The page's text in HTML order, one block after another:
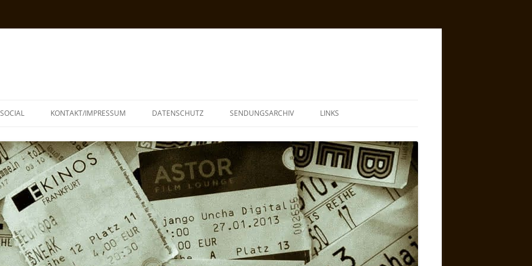
SOCIAL KONTAKT/IMPRESSUM DATENSCHUTZ SENDUNGSARCHIV LINKS